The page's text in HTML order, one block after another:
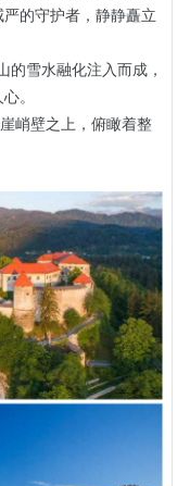
的守护者，静静矗立
雪水融化注入而成，
。
峭壁之上，俯瞰着整